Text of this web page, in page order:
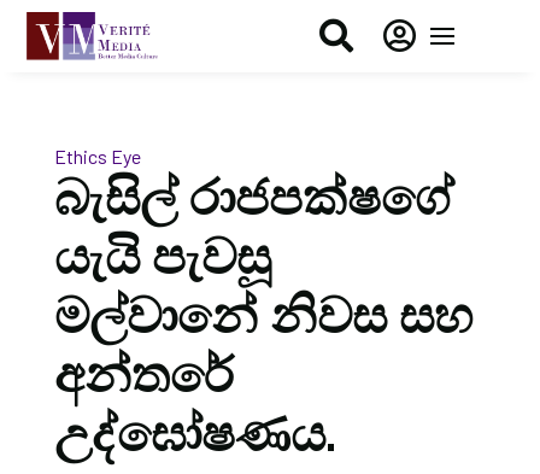
 
Ethics Eye
බැසිල් රාජපක්ෂගේ
යැයි පැවසූ
මල්වානේ නිවස සහ
අන්තරේ
උද්ඝෝෂණය.